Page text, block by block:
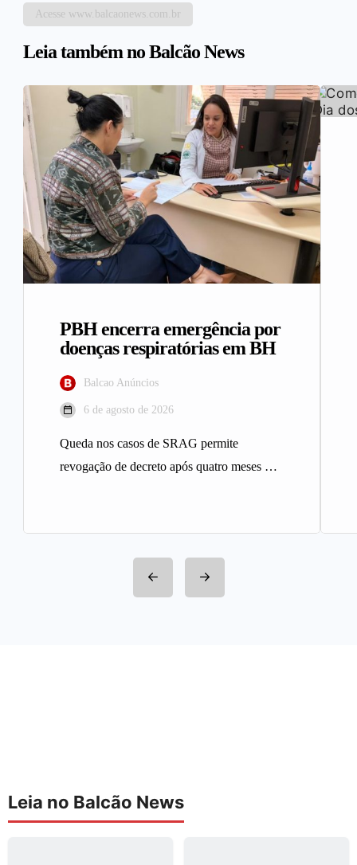
Acesse www.balcaonews.com.br
Leia também no Balcão News
PBH encerra emergência por
doenças respiratórias em BH
Balcao Anúncios
6 de agosto de 2026
Queda nos casos de SRAG permite
revogação de decreto após quatro meses A
Leia no Balcão News